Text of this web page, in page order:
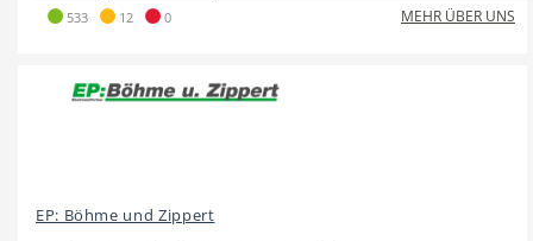
533 12 0 MEHR ÜBER UNS
EP: Böhme und Zippert